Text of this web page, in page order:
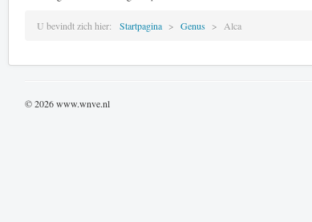
U bevindt zich hier: Startpagina Genus Alca
© 2026 www.wnve.nl